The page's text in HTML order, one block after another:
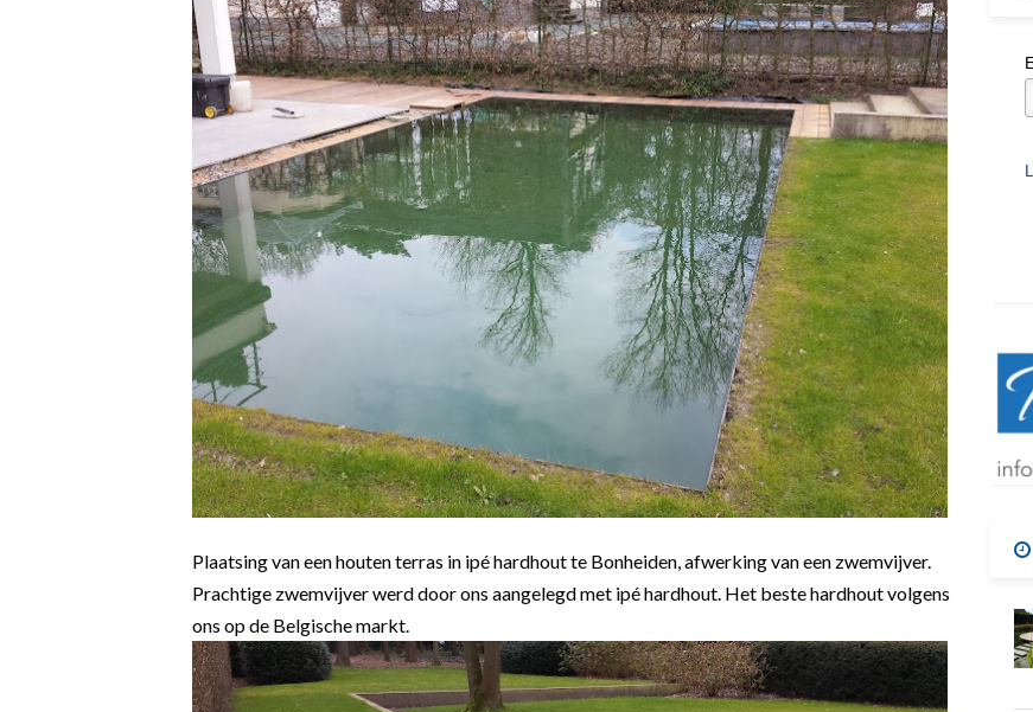
Plaatsing van een houten terras in ipé hardhout te Bonheiden, afwerking van een zwemvijver.
Prachtige zwemvijver werd door ons aangelegd met ipé hardhout. Het beste hardhout volgens
ons op de Belgische markt.